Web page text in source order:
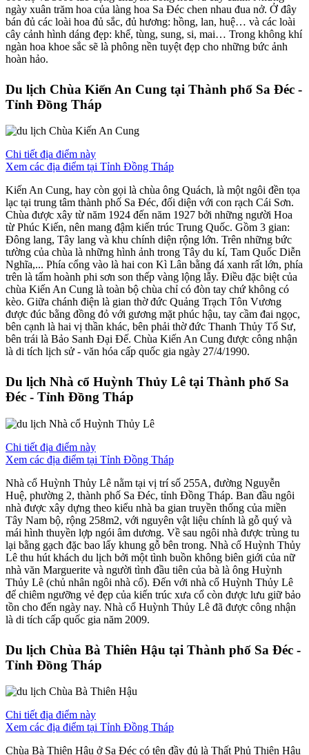
ngày xuân trăm hoa của làng hoa Sa Đéc chen nhau đua nở. Ở đây
bán đủ các loài hoa đủ sắc, đủ hương: hồng, lan, huệ… và các loài
cây cảnh hình dáng đẹp: khế, tùng, sung, si, mai… Trong không khí
ngàn hoa khoe sắc sẽ là phông nền tuyệt đẹp cho những bức ảnh
hoàn hảo.
Du lịch Chùa Kiến An Cung tại Thành phố Sa Đéc -
Tỉnh Đồng Tháp
Chi tiết địa điểm này
Xem các địa điểm tại Tỉnh Đồng Tháp
Kiến An Cung, hay còn gọi là chùa ông Quách, là một ngôi đền tọa
lạc tại trung tâm thành phố Sa Đéc, đối diện với con rạch Cái Sơn.
Chùa được xây từ năm 1924 đến năm 1927 bởi những người Hoa
từ Phúc Kiến, nên mang đậm kiến trúc Trung Quốc. Gồm 3 gian:
Đông lang, Tây lang và khu chính diện rộng lớn. Trên những bức
tường của chùa là những hình ảnh trong Tây du kí, Tam Quốc Diễn
Nghĩa,... Phía cổng vào là hai con Kì Lân bằng đá xanh rất lớn, phía
trên là tấm hoành phi sơn son thếp vàng lộng lẫy. Điều đặc biệt của
chùa Kiến An Cung là toàn bộ chùa chỉ có đòn tay chứ không có
kèo. Giữa chánh điện là gian thờ đức Quảng Trạch Tôn Vương
được đúc bằng đồng đỏ với gương mặt phúc hậu, tay cầm đai ngọc,
bên cạnh là hai vị thần khác, bên phải thờ đức Thanh Thủy Tổ Sư,
bên trái là Bảo Sanh Đại Đế. Chùa Kiến An Cung được công nhận
là di tích lịch sử - văn hóa cấp quốc gia ngày 27/4/1990.
Du lịch Nhà cổ Huỳnh Thủy Lê tại Thành phố Sa
Đéc - Tỉnh Đồng Tháp
Chi tiết địa điểm này
Xem các địa điểm tại Tỉnh Đồng Tháp
Nhà cổ Huỳnh Thủy Lê nằm tại vị trí số 255A, đường Nguyễn
Huệ, phường 2, thành phố Sa Đéc, tỉnh Đồng Tháp. Ban đầu ngôi
nhà được xây dựng theo kiểu nhà ba gian truyền thống của miền
Tây Nam bộ, rộng 258m2, với nguyên vật liệu chính là gỗ quý và
mái hình thuyền lợp ngói âm dương. Về sau ngôi nhà được trùng tu
lại bằng gạch đặc bao lấy khung gỗ bên trong. Nhà cổ Huỳnh Thủy
Lê thu hút khách du lịch bởi một tình buồn không biên giới của nữ
nhà văn Marguerite và người tình đầu tiên của bà là ông Huỳnh
Thủy Lê (chủ nhân ngôi nhà cổ). Đến với nhà cổ Huỳnh Thủy Lê
để chiêm ngưỡng vẻ đẹp của kiến trúc xưa cổ còn được lưu giữ bảo
tồn cho đến ngày nay. Nhà cổ Huỳnh Thủy Lê đã được công nhận
là di tích cấp quốc gia năm 2009.
Du lịch Chùa Bà Thiên Hậu tại Thành phố Sa Đéc -
Tỉnh Đồng Tháp
Chi tiết địa điểm này
Xem các địa điểm tại Tỉnh Đồng Tháp
Chùa Bà Thiên Hậu ở Sa Đéc có tên đầy đủ là Thất Phủ Thiên Hậu